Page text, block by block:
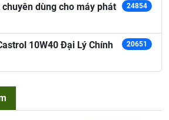
dùng cho máy phát
24854
10W40 Đại Lý Chính
20651